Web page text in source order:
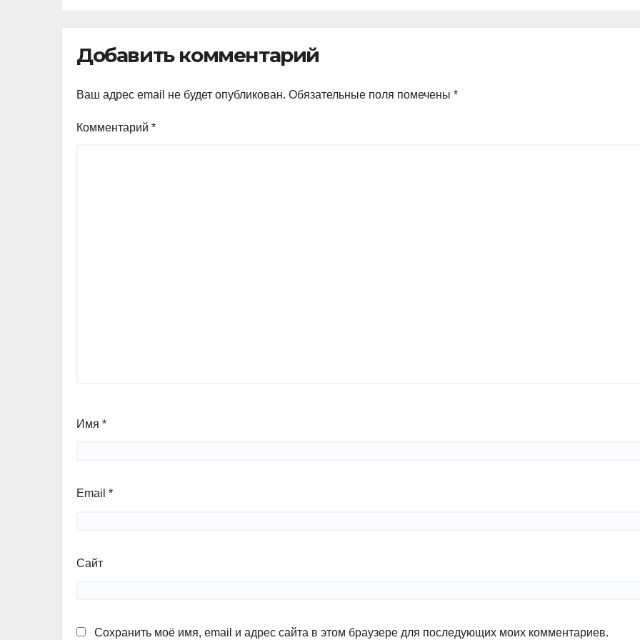
Добавить комментарий
Ваш адрес email не будет опубликован. Обязательные поля помечены *
Комментарий *
Имя *
Email *
Сайт
Сохранить моё имя, email и адрес сайта в этом браузере для последующих моих комментариев.